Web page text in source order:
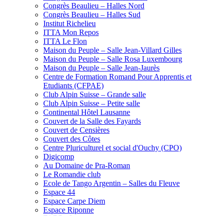
Congrès Beaulieu – Halles Nord
Congrès Beaulieu – Halles Sud
Institut Richelieu
ITTA Mon Repos
ITTA Le Flon
Maison du Peuple – Salle Jean-Villard Gilles
Maison du Peuple – Salle Rosa Luxembourg
Maison du Peuple – Salle Jean-Jaurès
Centre de Formation Romand Pour Apprentis et
Etudiants (CFPAE)
Club Alpin Suisse – Grande salle
Club Alpin Suisse – Petite salle
Continental Hôtel Lausanne
Couvert de la Salle des Fayards
Couvert de Censières
Couvert des Côtes
Centre Pluriculturel et social d'Ouchy (CPO)
Digicomp
Au Domaine de Pra-Roman
Le Romandie club
Ecole de Tango Argentin – Salles du Fleuve
Espace 44
Espace Carpe Diem
Espace Riponne